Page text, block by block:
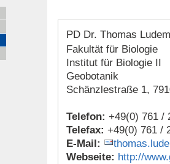
PD Dr. Thomas
Fakultät für Biologie
Institut für Biologie II
Geobotanik
Schänzlestraße 1,
Telefon: +49(0) 761 /
Telefax: +49(0) 761 /
E-Mail:
Webseite: http://